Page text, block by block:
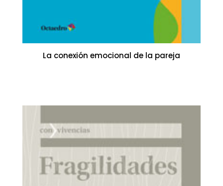
La conexión emocional de la pareja